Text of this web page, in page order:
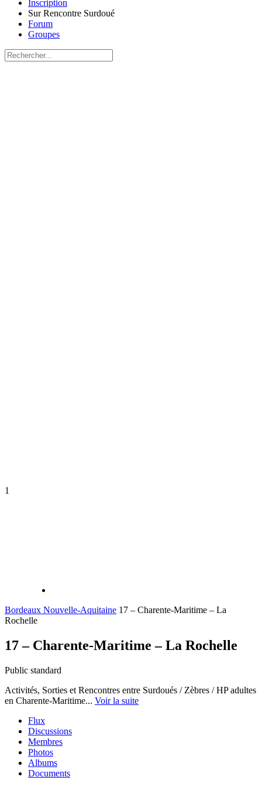
Inscription
Sur Rencontre Surdoué
Forum
Groupes
Recherche
pour:
1
Bordeaux Nouvelle-Aquitaine 17 – Charente-Maritime – La
Rochelle
17 – Charente-Maritime – La Rochelle
Public standard
Activités, Sorties et Rencontres entre Surdoués / Zèbres / HP adultes
en Charente-Maritime... Voir la suite
Flux
Discussions
Membres
Photos
Albums
Documents